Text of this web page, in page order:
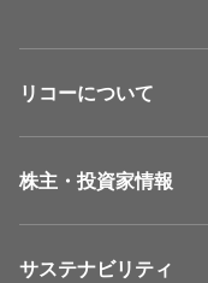
リコーについて
株主・投資家情報
サステナビリティ